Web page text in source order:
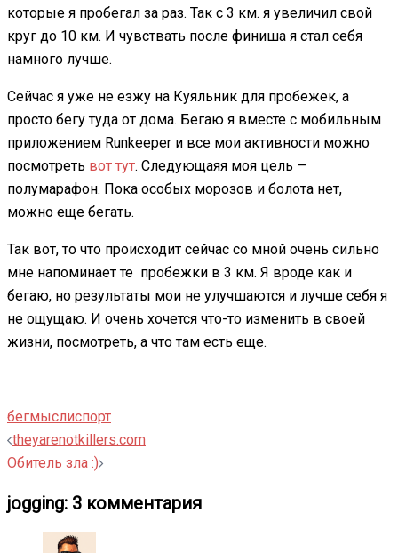
которые я пробегал за раз. Так с 3 км. я увеличил свой
круг до 10 км. И чувствать после финиша я стал себя
намного лучше.
Сейчас я уже не езжу на Куяльник для пробежек, а
просто бегу туда от дома. Бегаю я вместе с мобильным
приложением Runkeeper и все мои активности можно
посмотреть вот тут. Следующаяя моя цель —
полумарафон. Пока особых морозов и болота нет,
можно еще бегать.
Так вот, то что происходит сейчас со мной очень сильно
мне напоминает те пробежки в 3 км. Я вроде как и
бегаю, но результаты мои не улучшаются и лучше себя я
не ощущаю. И очень хочется что-то изменить в своей
жизни, посмотреть, а что там есть еще.
бегмыслиспорт
Навигация
записи
theyarenotkillers.com
Обитель зла :)
jogging: 3 комментария